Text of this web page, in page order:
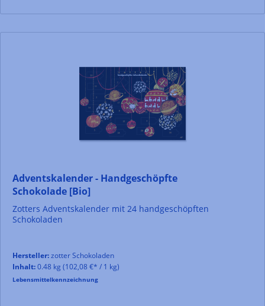
Adventskalender - Handgeschöpfte
Schokolade [Bio]
Zotters Adventskalender mit 24 handgeschöpften
Schokoladen
Hersteller:zotter Schokoladen
Inhalt:0.48 kg (102,08 €* / 1 kg)
Lebensmittelkennzeichnung